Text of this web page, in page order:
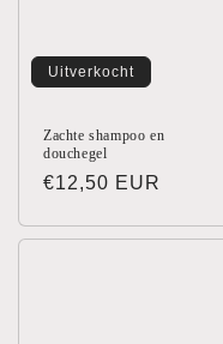
Uitverkocht
Zachte shampoo en
douchegel
Normale
€12,50 EUR